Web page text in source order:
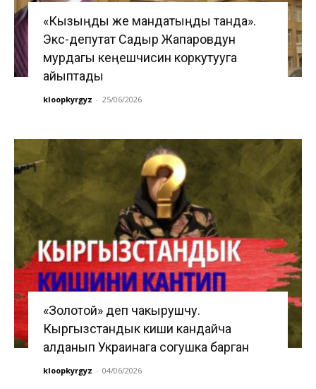
«Кызыңды же мандатыңды танда».
Экс-депутат Садыр Жапаровдун
мурдагы кеңешчисин коркутууга
айыптады
kloopkyrgyz - 25/06/2026
«Золотой» деп чакырушчу.
Кыргызстандык киши кандайча
алданып Украинага согушка барган
kloopkyrgyz - 04/06/2026